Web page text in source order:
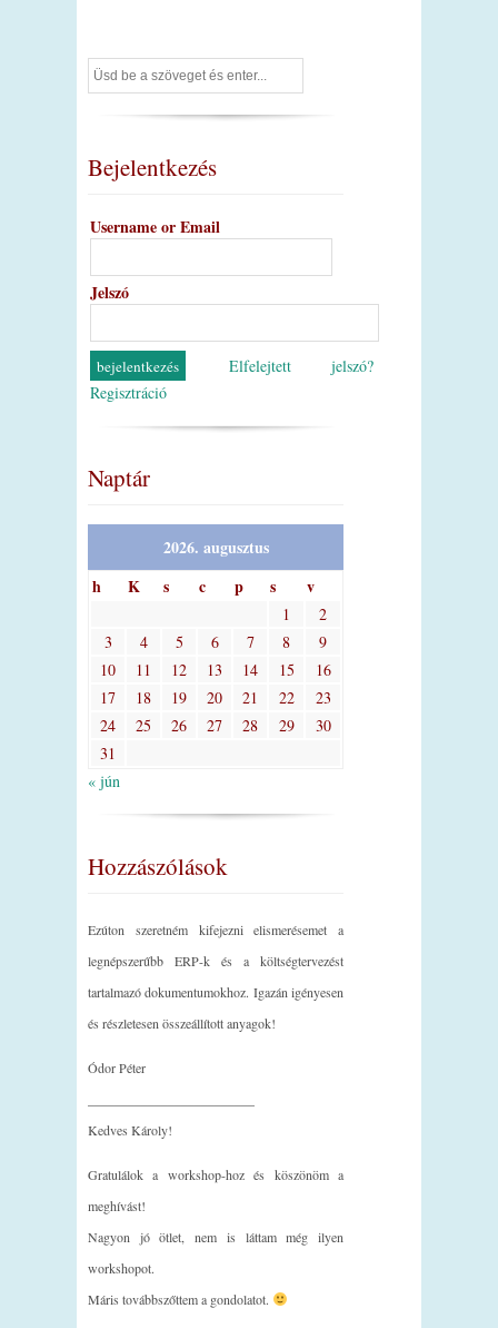
Bejelentkezés
Username or Email
Jelszó
Elfelejtett jelszó?
Regisztráció
Naptár
2026. augusztus
h
K s c p s v
1
2
3
4 5 6 7 8
9
10
11 12 13 14 15
16
17
18 19 20 21 22
23
24
25 26 27 28 29
30
31
« jún
Hozzászólások
Ezúton szeretném kifejezni elismerésemet a
legnépszerűbb ERP-k és a költségtervezést
tartalmazó dokumentumokhoz. Igazán igényesen
és részletesen összeállított anyagok!
Ódor Péter
Kedves Károly!
Gratulálok a workshop-hoz és köszönöm a
meghívást!
Nagyon jó ötlet, nem is láttam még ilyen
workshopot.
Máris továbbszőttem a gondolatot.